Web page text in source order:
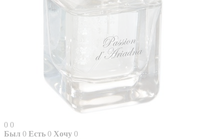
0 0
Был 0 Есть 0 Хочу 0